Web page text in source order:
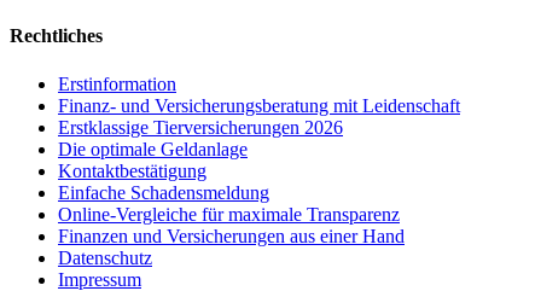
Rechtliches
Erstinformation
Finanz- und Versicherungsberatung mit Leidenschaft
Erstklassige Tierversicherungen 2026
Die optimale Geldanlage
Kontaktbestätigung
Einfache Schadensmeldung
Online-Vergleiche für maximale Transparenz
Finanzen und Versicherungen aus einer Hand
Datenschutz
Impressum